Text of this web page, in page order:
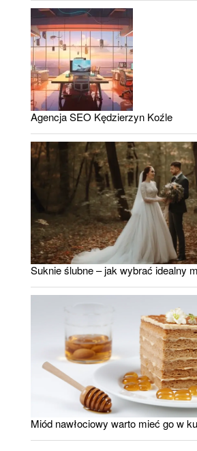
Agencja SEO Kędzierzyn Koźle
Suknie ślubne – jak wybrać idealny
Miód nawłociowy warto mieć go w